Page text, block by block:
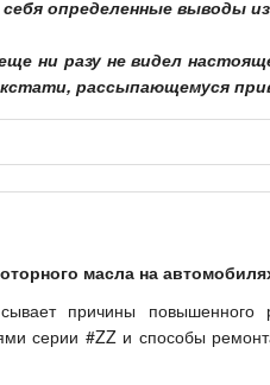
определенные выводы
ни разу не видел
рассыпающемуся
масла на
причины повышенного
серии #ZZ и способы